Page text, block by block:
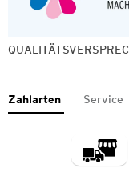
Zahlarten Service